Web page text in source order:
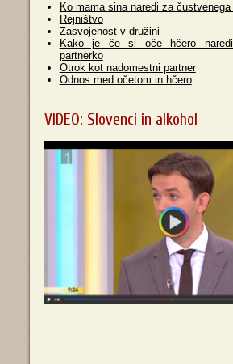
Ko mama sina naredi za čustvenega
Rejništvo
Zasvojenost v družini
Kako je če si oče hčero
partnerko
Otrok kot nadomestni partner
Odnos med očetom in hčero
VIDEO: Slovenci in alkohol